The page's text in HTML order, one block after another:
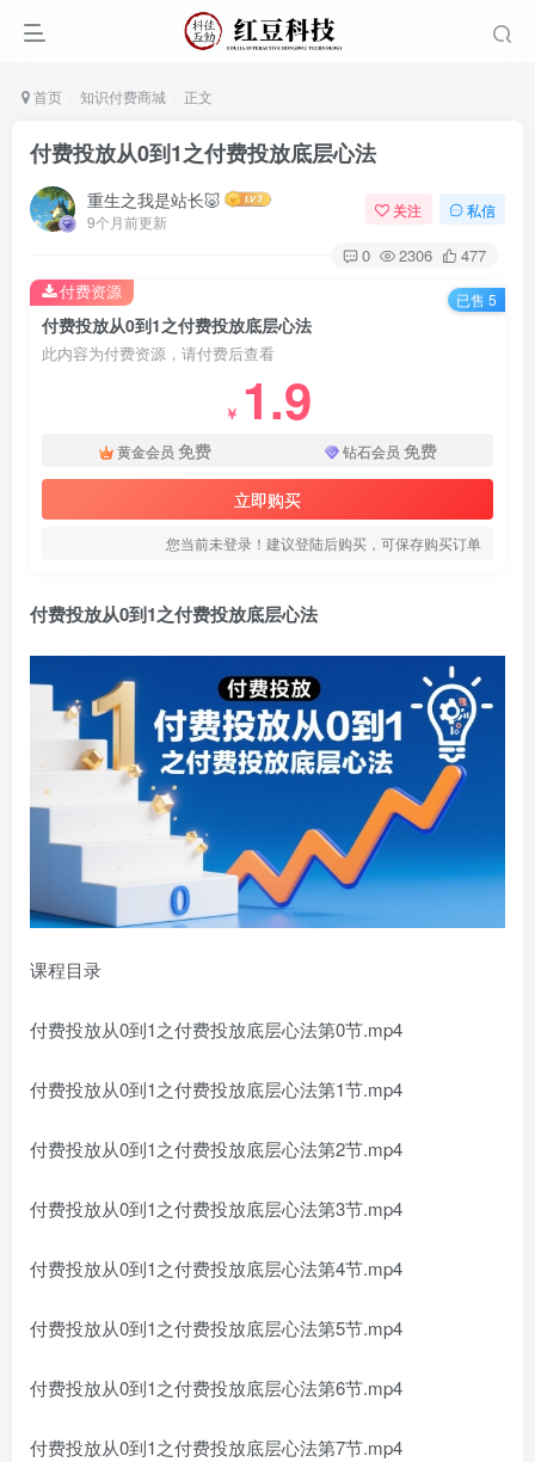
首页 知识付费商城 正文
‌⁢​⁣⁣‍‌⁣⁢​‌⁣​⁡⁤⁤​‬⁢​⁤​​⁤⁡​⁢‬⁤‌‍​​‬⁤​​⁡‍⁢‍​⁡付费投放从0到1之付费投放底层心法
重生之我是站长🐷
9个月前更新
关注 私信
0 2306 477
‌⁢​⁣⁣‍‌⁣⁢​‌⁣​⁡⁤⁤​‬⁢​⁤​​⁤⁡​⁢‬⁤‌‍​​‬⁤​​⁡‍⁢‍​⁡付费投放从0到1之付费投放底层心法
此内容为付费资源，请付费后查看
￥ 1.9
黄金会员 免费 钻石会员 免费
立即购买
您当前未登录！建议登陆后购买，可保存购买订单
付费资源 已售 5
‌⁢​⁣⁣‍‌⁣⁢​‌⁣​⁡⁤⁤​‬⁢​⁤​​⁤⁡​⁢‬⁤‌‍​​‬⁤​​⁡‍⁢‍​⁡付费投放从0到1之付费投放底层心法
课程目录
付费投放从0到1之付费投放底层心法第0节.mp4
付费投放从0到1之付费投放底层心法第1节.mp4
付费投放从0到1之付费投放底层心法第2节.mp4
付费投放从0到1之付费投放底层心法第3节.mp4
付费投放从0到1之付费投放底层心法第4节.mp4
付费投放从0到1之付费投放底层心法第5节.mp4
付费投放从0到1之付费投放底层心法第6节.mp4
付费投放从0到1之付费投放底层心法第7节.mp4